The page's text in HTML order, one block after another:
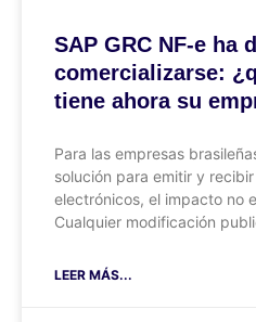
SAP GRC NF-e ha
comercializarse:
tiene ahora su
Para las empresas
solución para emitir y
electrónicos, el impacto no
Cualquier modificación
LEER MÁS...